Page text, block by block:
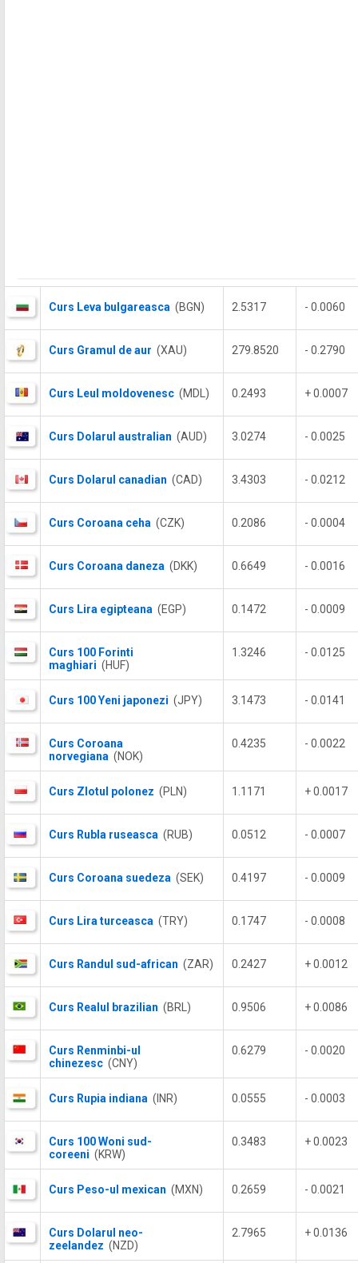
Curs Leva bulgareasca (BGN) 2.5317 - 0.0060
Curs Gramul de aur (XAU) 279.8520 - 0.2790
Curs Leul moldovenesc (MDL) 0.2493 + 0.0007
Curs Dolarul australian (AUD) 3.0274 - 0.0025
Curs Dolarul canadian (CAD) 3.4303 - 0.0212
Curs Coroana ceha (CZK) 0.2086 - 0.0004
Curs Coroana daneza (DKK) 0.6649 - 0.0016
Curs Lira egipteana (EGP) 0.1472 - 0.0009
Curs 100 Forinti
maghiari (HUF)
1.3246 - 0.0125
Curs 100 Yeni japonezi (JPY) 3.1473 - 0.0141
Curs Coroana
norvegiana (NOK)
0.4235 - 0.0022
Curs Zlotul polonez (PLN) 1.1171 + 0.0017
Curs Rubla ruseasca (RUB) 0.0512 - 0.0007
Curs Coroana suedeza (SEK) 0.4197 - 0.0009
Curs Lira turceasca (TRY) 0.1747 - 0.0008
Curs Randul sud-african (ZAR) 0.2427 + 0.0012
Curs Realul brazilian (BRL) 0.9506 + 0.0086
Curs Renminbi-ul
chinezesc (CNY)
0.6279 - 0.0020
Curs Rupia indiana (INR) 0.0555 - 0.0003
Curs 100 Woni sud-
coreeni (KRW)
0.3483 + 0.0023
Curs Peso-ul mexican (MXN) 0.2659 - 0.0021
Curs Dolarul neo-
zeelandez (NZD)
2.7965 + 0.0136